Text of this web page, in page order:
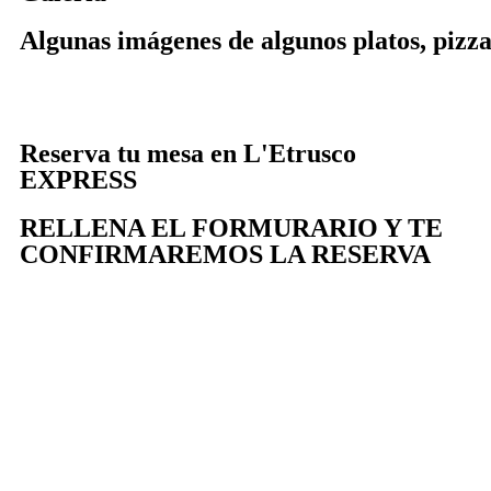
Algunas imágenes de algunos platos,
Reserva tu mesa en L'Etrusco
EXPRESS
RELLENA EL FORMURARIO Y TE
CONFIRMAREMOS LA RESERVA